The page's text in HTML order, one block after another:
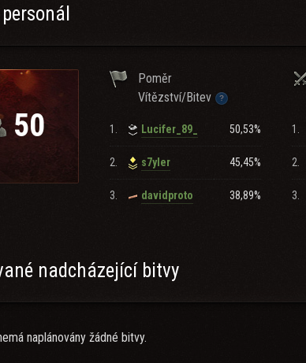
уменията на екипажа и оборудването на танковете
50
Poměr
Vítězství/Bitev
1. Lucifer_89_ 50,53%
2. s7yler 45,45%
3. davidproto 38,89%
1.
2.
3.
nadcházející bitvy
naplánovány žádné bitvy.